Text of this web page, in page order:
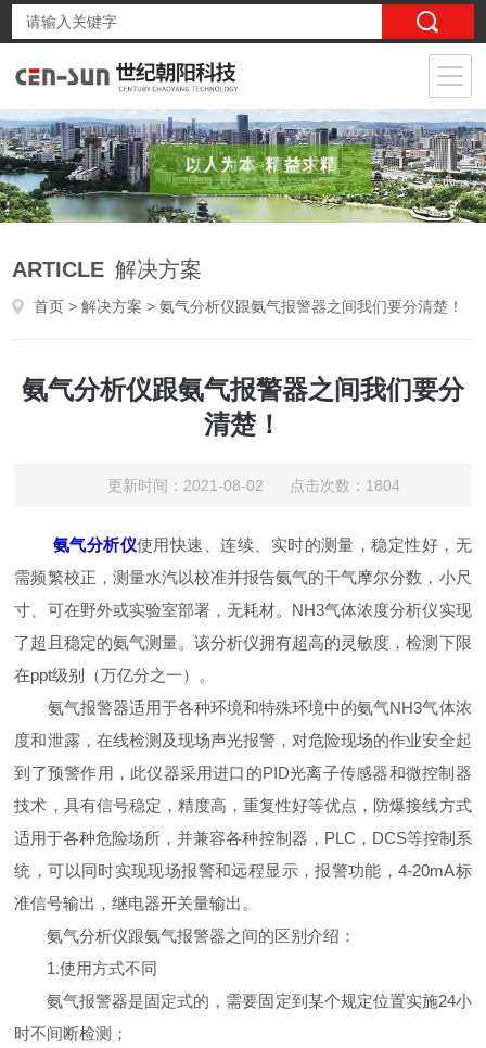
ARTICLE 解决方案
首页 >解决方案 > 氨气分析仪跟氨气报警器之间我们要分清楚！
氨气分析仪跟氨气报警器之间我们要分
清楚！
更新时间：2021-08-02 点击次数：1804
氨气分析仪使用快速、连续、实时的测量，稳定性好，无
需频繁校正，测量水汽以校准并报告氨气的干气摩尔分数，小尺
寸、可在野外或实验室部署，无耗材。NH3气体浓度分析仪实现
了超且稳定的氨气测量。该分析仪拥有超高的灵敏度，检测下限
在ppt级别（万亿分之一）。
氨气报警器适用于各种环境和特殊环境中的氨气NH3气体浓
度和泄露，在线检测及现场声光报警，对危险现场的作业安全起
到了预警作用，此仪器采用进口的PID光离子传感器和微控制器
技术，具有信号稳定，精度高，重复性好等优点，防爆接线方式
适用于各种危险场所，并兼容各种控制器，PLC，DCS等控制系
统，可以同时实现现场报警和远程显示，报警功能，4-20mA标
准信号输出，继电器开关量输出。
氨气分析仪跟氨气报警器之间的区别介绍：
1.使用方式不同
氨气报警器是固定式的，需要固定到某个规定位置实施24小
时不间断检测；